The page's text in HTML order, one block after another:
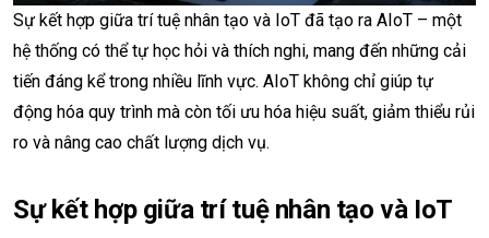
Sự kết hợp giữa trí tuệ nhân tạo và IoT đã tạo ra AIoT – một
hệ thống có thể tự học hỏi và thích nghi, mang đến những cải
tiến đáng kể trong nhiều lĩnh vực. AIoT không chỉ giúp tự
động hóa quy trình mà còn tối ưu hóa hiệu suất, giảm thiểu rủi
ro và nâng cao chất lượng dịch vụ.
Sự kết hợp giữa trí tuệ nhân tạo và IoT